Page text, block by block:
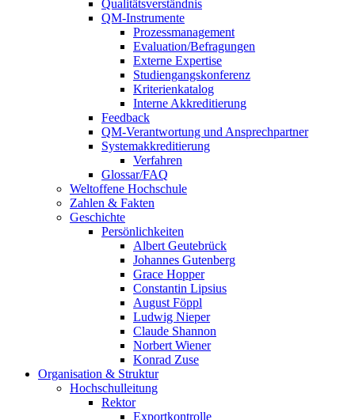
Qualitätsverständnis
QM-Instrumente
Prozessmanagement
Evaluation/Befragungen
Externe Expertise
Studiengangskonferenz
Kriterienkatalog
Interne Akkreditierung
Feedback
QM-Verantwortung und Ansprechpartner
Systemakkreditierung
Verfahren
Glossar/FAQ
Weltoffene Hochschule
Zahlen & Fakten
Geschichte
Persönlichkeiten
Albert Geutebrück
Johannes Gutenberg
Grace Hopper
Constantin Lipsius
August Föppl
Ludwig Nieper
Claude Shannon
Norbert Wiener
Konrad Zuse
Organisation & Struktur
Hochschulleitung
Rektor
Exportkontrolle